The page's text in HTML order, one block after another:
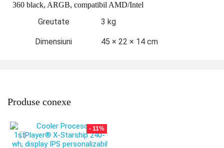
360 black, ARGB, compatibil AMD/Intel
Greutate 3 kg
Dimensiuni 45 × 22 × 14 cm
Produse conexe
- 11%